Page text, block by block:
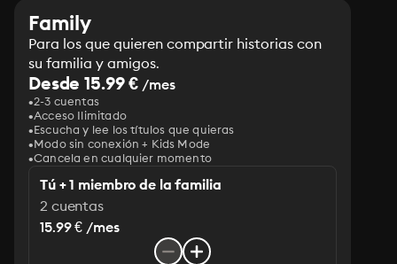
Family
Para los que quieren compartir historias con
su familia y amigos.
Desde 15.99 € /mes
2-3 cuentas
Acceso Ilimitado
Escucha y lee los títulos que quieras
Modo sin conexión + Kids Mode
Cancela en cualquier momento
Tú + 1 miembro de la familia
2 cuentas
15.99 € /mes